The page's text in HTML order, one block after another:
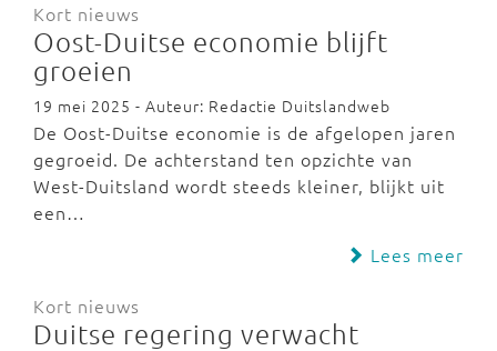
Kort nieuws
Oost-Duitse economie blijft
groeien
19 mei 2025 - Auteur: Redactie Duitslandweb
De Oost-Duitse economie is de afgelopen jaren
gegroeid. De achterstand ten opzichte van
West-Duitsland wordt steeds kleiner, blijkt uit
een…
Lees meer
Kort nieuws
Duitse regering verwacht